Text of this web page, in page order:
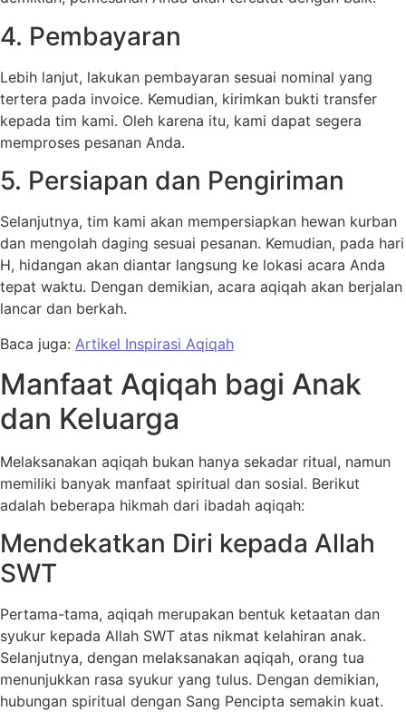
4. Pembayaran
Lebih lanjut, lakukan pembayaran sesuai nominal yang
tertera pada invoice. Kemudian, kirimkan bukti transfer
kepada tim kami. Oleh karena itu, kami dapat segera
memproses pesanan Anda.
5. Persiapan dan Pengiriman
Selanjutnya, tim kami akan mempersiapkan hewan kurban
dan mengolah daging sesuai pesanan. Kemudian, pada hari
H, hidangan akan diantar langsung ke lokasi acara Anda
tepat waktu. Dengan demikian, acara aqiqah akan berjalan
lancar dan berkah.
Baca juga: Artikel Inspirasi Aqiqah
Manfaat Aqiqah bagi Anak
dan Keluarga
Melaksanakan aqiqah bukan hanya sekadar ritual, namun
memiliki banyak manfaat spiritual dan sosial. Berikut
adalah beberapa hikmah dari ibadah aqiqah:
Mendekatkan Diri kepada Allah
SWT
Pertama-tama, aqiqah merupakan bentuk ketaatan dan
syukur kepada Allah SWT atas nikmat kelahiran anak.
Selanjutnya, dengan melaksanakan aqiqah, orang tua
menunjukkan rasa syukur yang tulus. Dengan demikian,
hubungan spiritual dengan Sang Pencipta semakin kuat.